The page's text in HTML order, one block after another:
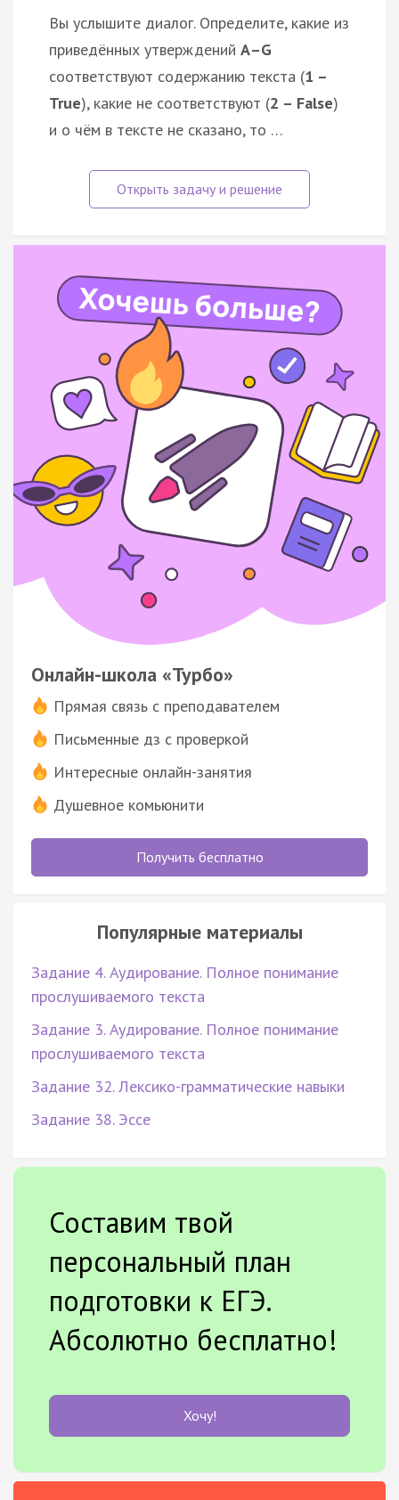
Вы услышите диалог. Определите, какие из
приведённых утверждений А–G
соответствуют содержанию текста (1 –
True), какие не соответствуют (2 – False)
и о чём в тексте не сказано, то …
Онлайн-школа «Турбо»
Прямая связь с преподавателем
Письменные дз с проверкой
Интересные онлайн-занятия
Душевное комьюнити
Получить бесплатно
Популярные материалы
Задание 4. Аудирование. Полное понимание
прослушиваемого текста
Задание 3. Аудирование. Полное понимание
прослушиваемого текста
Задание 32. Лексико-грамматические навыки
Задание 38. Эссе
Составим твой
персональный план
подготовки к ЕГЭ.
Абсолютно бесплатно!
Хочу!